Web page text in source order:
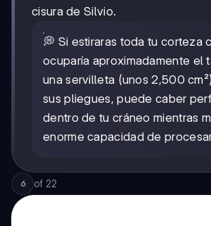
cisura de Silvio.
💭 Si estiraras toda tu corteza
ocuparía aproximadamente el
una servilleta (unos 2,500
sus pliegues, puede caber
dentro de tu cráneo mientras
enorme capacidad de
6 of 22